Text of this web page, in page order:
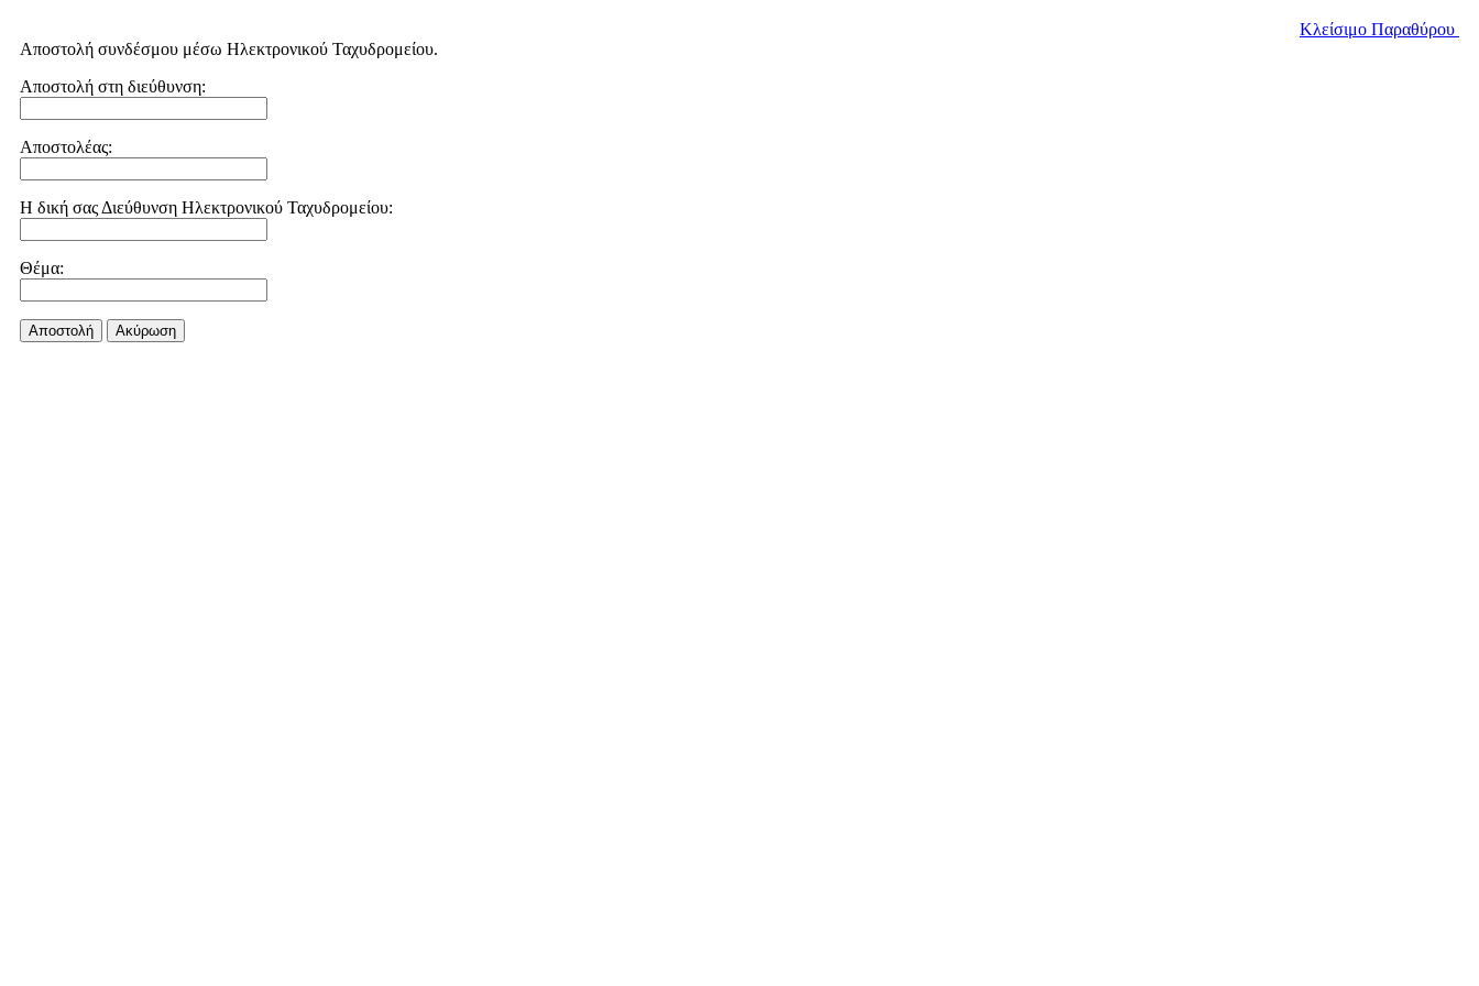
Κλείσιμο Παραθύρου
Αποστολή συνδέσμου μέσω Ηλεκτρονικού Ταχυδρομείου.
Αποστολή στη διεύθυνση:
Αποστολέας:
Η δική σας Διεύθυνση Ηλεκτρονικού Ταχυδρομείου:
Θέμα:
Αποστολή Aκύρωση